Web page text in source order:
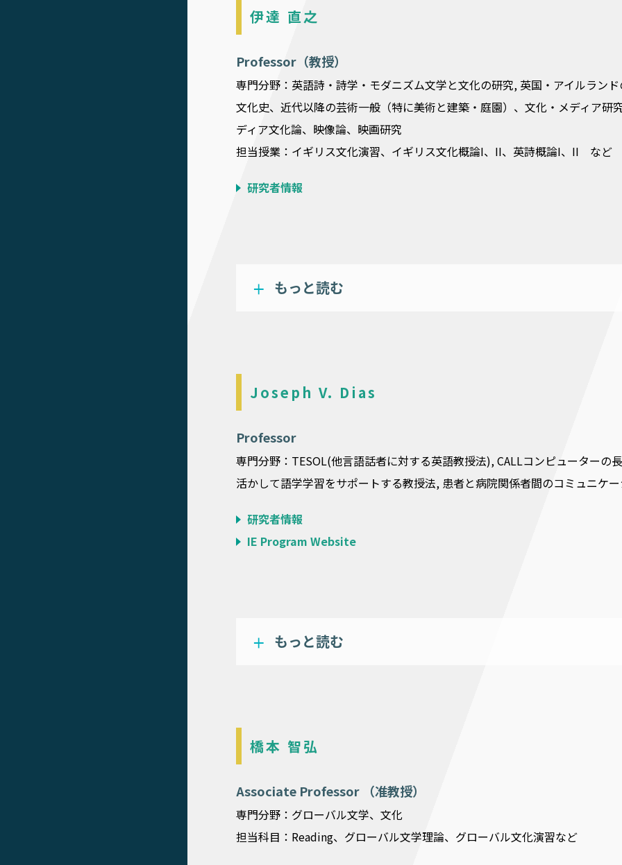
伊達 直之
Professor（教授）
専門分野：英語詩・詩学・モダニズム文学と文化の研究, 英国・アイルラン
文化史、近代以降の芸術一般（特に美術と建築・庭園）、文化・メディア研
ディア文化論、映像論、映画研究
担当授業：イギリス文化演習、イギリス文化概論I、II、英詩概論I、II など
研究者情報
もっと読む
Joseph V. Dias
Professor
専門分野：TESOL(他言語話者に対する英語教授法), CALLコンピューターの
活かして語学学習をサポートする教授法, 患者と病院関係者間のコミュニケ
研究者情報
IE Program Website
もっと読む
橋本 智弘
Associate Professor （准教授）
専門分野：グローバル文学、文化
担当科目：Reading、グローバル文学理論、グローバル文化演習など